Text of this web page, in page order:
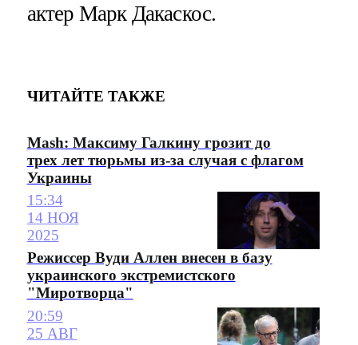
актер Марк Дакаскос.
ЧИТАЙТЕ ТАКЖЕ
Mash: Максиму Галкину грозит до
трех лет тюрьмы из-за случая с флагом
Украины
15:34
14 НОЯ
2025
Режиссер Вуди Аллен внесен в базу
украинского экстремистского
"Миротворца"
20:59
25 АВГ